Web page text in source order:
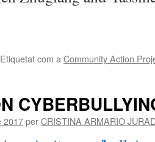
Etiquetat com a Community Action
2017perCRISTINA ARMARIO